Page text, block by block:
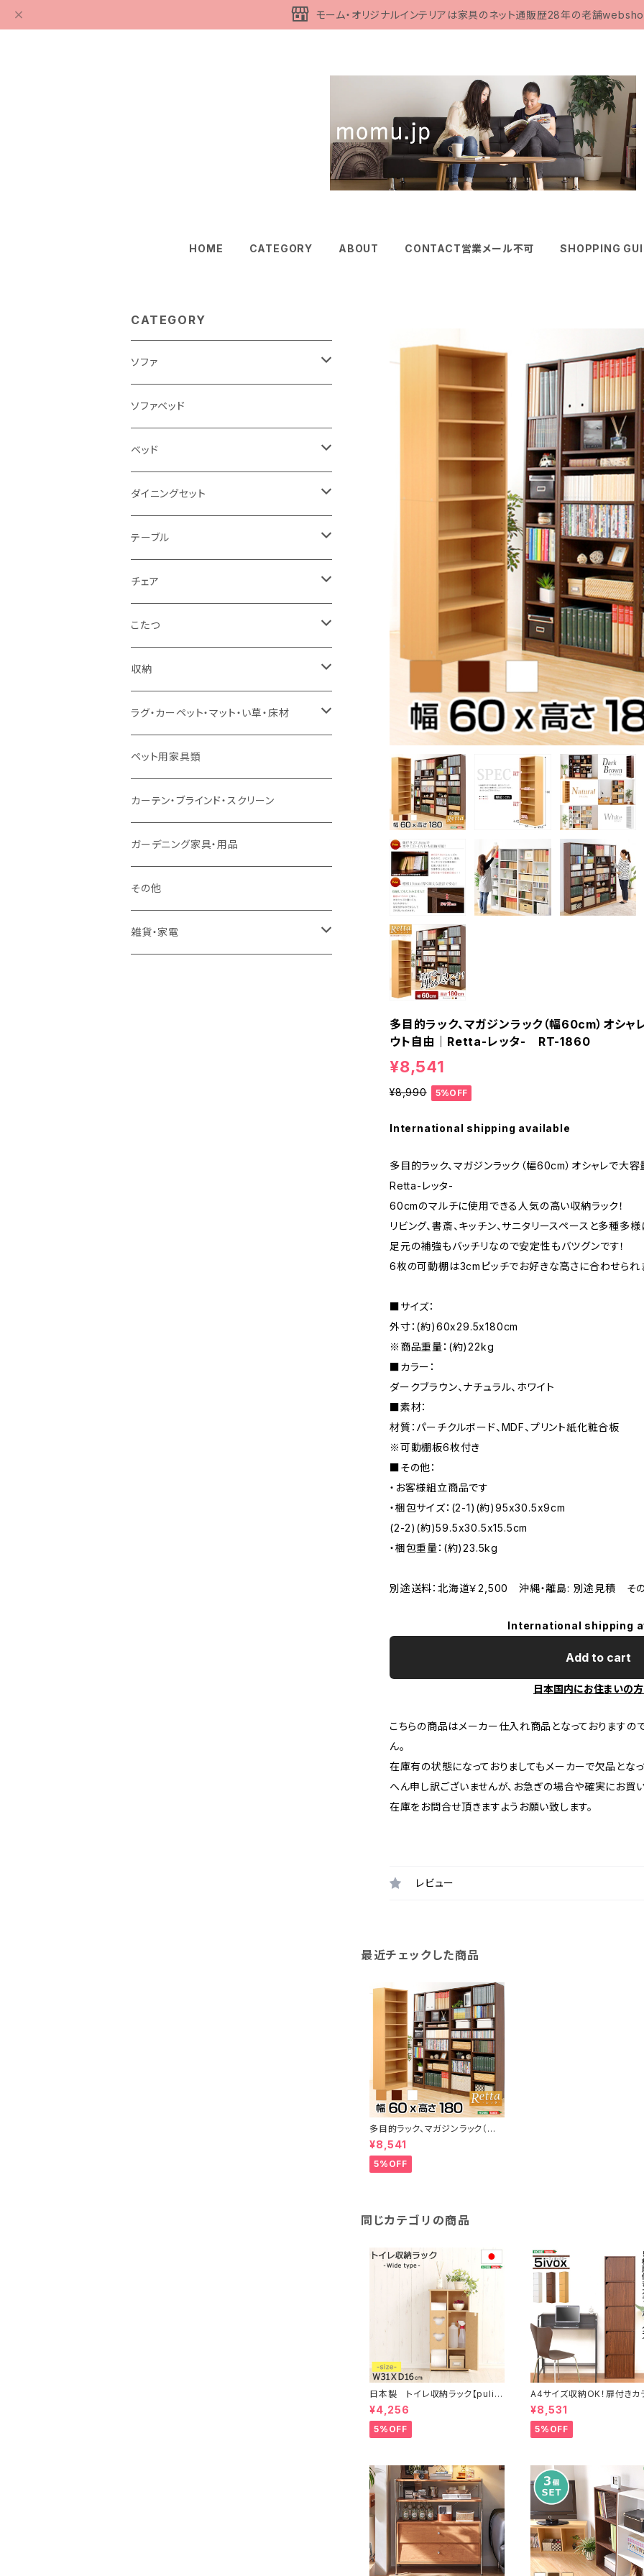
モーム・オリジナルインテリアは家具のネット通販歴28年の老舗
HOME CATEGORY ABOUT CONTACT営業メール不可 SHOPPING
多目的ラック、マガジンラック（幅60cm）オシ
ウト自由｜Retta-レッタ- RT-1860
¥8,541
¥8,990 5%OFF
International shipping available
多目的ラック、マガジンラック（幅60cm）オシャレで大
Retta-レッタ-
60cmのマルチに使用できる人気の高い収納ラック！
リビング、書斎、キッチン、サニタリースペースと多種
足元の補強もバッチリなので安定性もバツグンです！
6枚の可動棚は3cmピッチでお好きな高さに合わせられ
■サイズ：
外寸：(約)60x29.5x180cm
※商品重量：(約)22kg
■カラー：
ダークブラウン、ナチュラル、ホワイト
■素材：
材質：パーチクルボード、MDF、プリント紙化粧合板
※可動棚板6枚付き
■その他：
・お客様組立商品です
・梱包サイズ：(2-1)(約)95x30.5x9cm
(2-2)(約)59.5x30.5x15.5cm
・梱包重量：(約)23.5kg
別途送料：北海道￥2,500 沖縄・離島: 別途見積 そ
International shipping
Add to cart
日本国内にお住まいの
こちらの商品はメーカー仕入れ商品となっておりますの
ん。
在庫有の状態になっておりましてもメーカーで欠品とな
へん申し訳ございませんが、お急ぎの場合や確実にお
在庫をお問合せ頂きますようお願い致します。
レビュー
最近チェックした商品
多目的ラック、マガジンラック（幅6
0cm）オシャレで大容量な収納本
棚、レイアウト自由｜Retta-レッ
タ- RT-1860
¥8,541
5%OFF
同じカテゴリの商品
日本製 トイレ収納ラック【pulito
-プリート】 ワイドタイプ
¥4,256
5%OFF
A4サイズ収納OK！扉付きカ
ボックス【-5ivox-フィボック
¥8,531
5%OFF
CATEGORY
ソファ
3人掛け
2.5人掛け
2人掛け
1人掛け
カウチソファ
コーナーソファ
ソファセット
スツール・オットマン
ソファ付属品
クッション・座椅子
ソファベッド
ベッド
シングルサイズ以下（フレームのみ）
セミダブルサイズ（フレームのみ）
ダブルサイズ（フレームのみ）
ワイドダブルサイズ以上（フレームのみ）
シングルサイズ以下（マットレス付）
セミダブルサイズ（マットレス付）
ダブルサイズ（マットレス付）
ダブルサイズ以上（マットレス付）
ロフトベッド
二段ベッド
マットレス
ダイニングセット
ダイニング3点セット以下
ダイニング4点セット
ダイニング5点・6点セット
ダイニング7点セット以上
テーブル
センターテーブル
ダイニングテーブル
カウンターテーブル
リフティングテーブル
サイドテーブル・コーヒーテーブル
デスク
チェア
ダイニングチェア
カウンターチェア
キッズチェア
オフィスチェア・ゲーミングチェア
ダイニングベンチ・スツール
こたつ
こたつテーブル
こたつ布団
コタツ・布団セット
収納
本棚・シェルフ
食器棚・収納庫
レンジ台・カウンター
ラック
TVボード
キャビネット・飾り棚
ラグ・カーペット・マット・い草・床材
マット・フロアタイル
ラグ
カーペット
ペット用家具類
カーテン・ブラインド・スクリーン
ガーデニング家具・用品
その他
雑貨・家電